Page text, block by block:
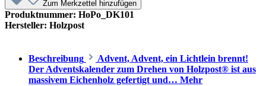
Zum Merkzettel hinzufügen
Produktnummer: HoPo_DK101
Hersteller: Holzpost
Beschreibung
Advent, Advent, ein Lichtlein brennt!
Der Adventskalender zum Drehen von Holzpost® ist aus
massivem Eichenholz gefertigt und… Mehr